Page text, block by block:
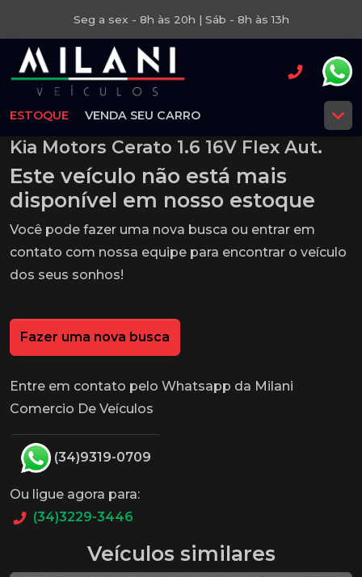
Seg a sex - 8h às 20h | Sáb - 8h às 13h
ESTOQUE VENDA SEU CARRO
Kia Motors Cerato 1.6 16V Flex Aut.
Este veículo não está mais
disponível em nosso estoque
Você pode fazer uma nova busca ou entrar em
contato com nossa equipe para encontrar o veículo
dos seus sonhos!
Fazer uma nova busca
Entre em contato pelo Whatsapp da Milani
Comercio De Veículos
(34)9319-0709
Ou ligue agora para:
(34)3229-3446
Veículos similares